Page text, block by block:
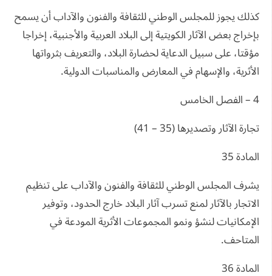
كذلك يجوز للمجلس الوطني للثقافة والفنون والآداب أن يسمح
بإخراج بعض الآثار الكويتية إلى البلاد العربية والأجنبية، إخراجا
مؤقتا، على سبيل الدعاية لحضارة البلاد، والتعريف بثرواتها
الأثرية، والإسهام في المعارض والمناسبات الدولية.
4 – الفصل الخامس
تجارة الآثار وتصديرها (35 – 41)
المادة 35
يشرف المجلس الوطني للثقافة والفنون والآداب على تنظيم
الاتجار بالآثار لمنع تسرب آثار البلاد خارج الحدود، وتوفير
الإمكانيات لنشؤ ونمو المجموعات الأثرية المودعة في
المتاحف.
المادة 36